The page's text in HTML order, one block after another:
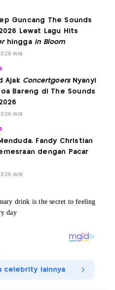
Guncang The Sounds
Lewat Lagu Hits
hingga In Bloom
WIB
Ajak ConcertgoersNyanyi
Bareng di The Sounds
WIB
Fandy Christian
dengan Pacar
WIB
celebrity lainnya